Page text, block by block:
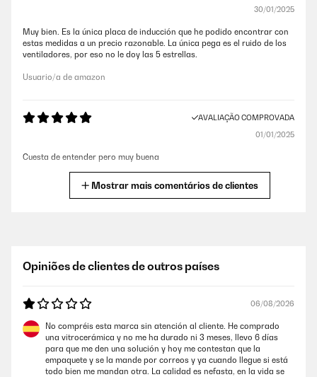
30/01/2025
Muy bien. Es la única placa de inducción que he podido encontrar con
estas medidas a un precio razonable. La única pega es el ruido de los
ventiladores, por eso no le doy las 5 estrellas.
Usuario/a de amazon
AVALIAÇÃO COMPROVADA
01/01/2025
Cuesta de entender pero muy buena
Usuario/a de amazon
El sistema táctil de la vitro es bastante complicado ponerlo en el
número que quieres. Por el resto bien, merece la pena.Envío perfecto
Usuario/a de amazon
AVALIAÇÃO COMPROVADA
10/12/2024
Mostrar mais comentários de clientes
Opiniões de clientes de outros países
06/08/2026
No compréis esta marca sin atención al cliente. He comprado
una vitrocerámica y no me ha durado ni 3 meses, llevo 6 días
para que me den una solución y hoy me contestan que la
empaquete y se la mande por correos y ya cuando llegue si está
todo bien me mandan otra. La calidad es nefasta, en la vida se